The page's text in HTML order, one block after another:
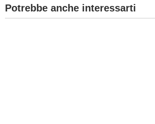
Potrebbe anche interessarti